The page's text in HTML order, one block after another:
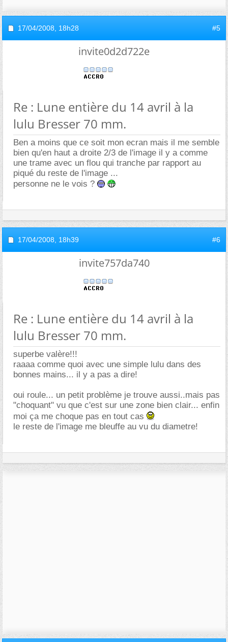
17/04/2008, 18h28 #5
invite0d2d722e
Re : Lune entière du 14 avril à la
lulu Bresser 70 mm.
Ben a moins que ce soit mon ecran mais il me semble
bien qu'en haut a droite 2/3 de l'image il y a comme
une trame avec un flou qui tranche par rapport au
piqué du reste de l'image ...
personne ne le vois ?
17/04/2008, 18h39 #6
invite757da740
Re : Lune entière du 14 avril à la
lulu Bresser 70 mm.
superbe valère!!!
raaaa comme quoi avec une simple lulu dans des
bonnes mains... il y a pas a dire!
oui roule... un petit problème je trouve aussi..mais pas
"choquant" vu que c'est sur une zone bien clair... enfin
moi ça me choque pas en tout cas
le reste de l'image me bleuffe au vu du diametre!